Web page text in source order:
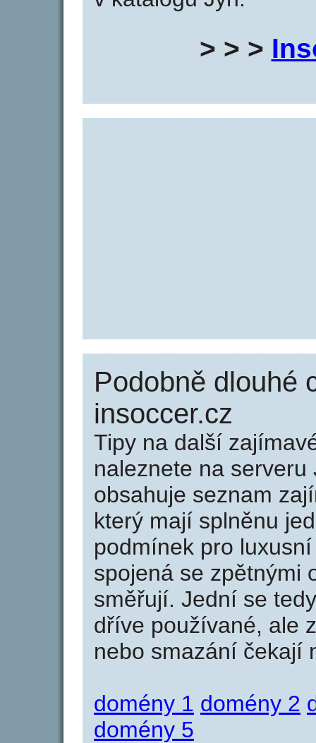
> > >
Podobně dlouhé
insoccer.cz
Tipy na další
naleznete na serveru
obsahuje seznam
který mají splněnu
podmínek pro
spojená se zpětnými
směřují. Jední se
dříve používané, ale
nebo smazání čekají
domény 1 domény 2
domény 5